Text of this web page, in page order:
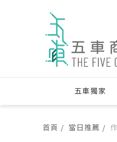
五車獨家
首頁 當日推薦